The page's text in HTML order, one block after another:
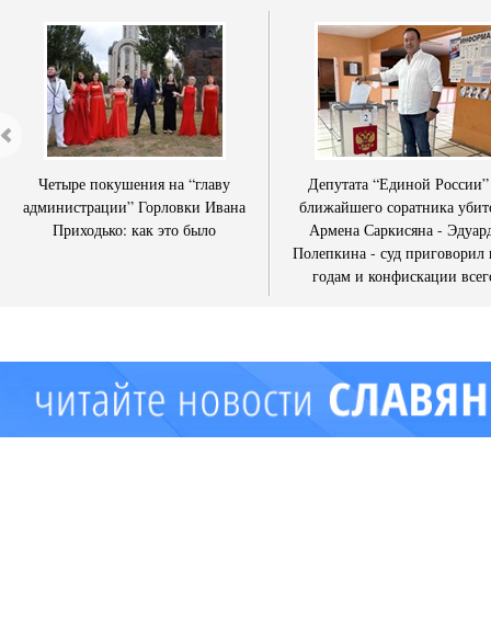
Четыре покушения на “главу
администрации” Горловки Ивана
Приходько: как это было
Депутата “Единой
ближайшего соратника
Армена Саркисяна -
Полепкина - суд приговорил
годам и конфискации